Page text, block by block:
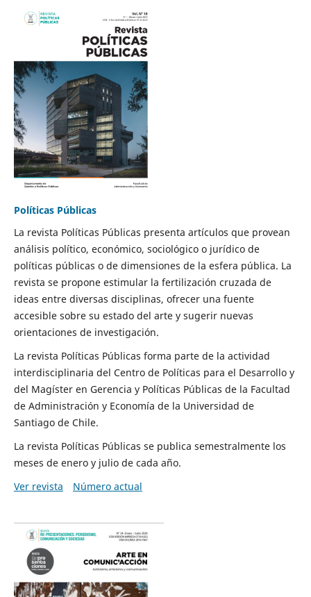
Políticas Públicas
La revista Políticas Públicas presenta artículos que provean
análisis político, económico, sociológico o jurídico de
políticas públicas o de dimensiones de la esfera pública. La
revista se propone estimular la fertilización cruzada de
ideas entre diversas disciplinas, ofrecer una fuente
accesible sobre su estado del arte y sugerir nuevas
orientaciones de investigación.
La revista Políticas Públicas forma parte de la actividad
interdisciplinaria del Centro de Políticas para el Desarrollo y
del Magíster en Gerencia y Políticas Públicas de la Facultad
de Administración y Economía de la Universidad de
Santiago de Chile.
La revista Políticas Públicas se publica semestralmente los
meses de enero y julio de cada año.
Ver revista
Número actual